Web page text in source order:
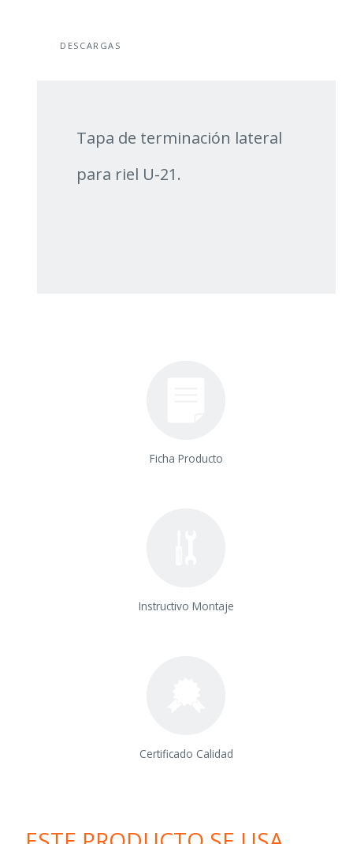
DESCARGAS
Tapa de terminación lateral
para riel U-21.
Ficha Producto
Instructivo Montaje
Certificado Calidad